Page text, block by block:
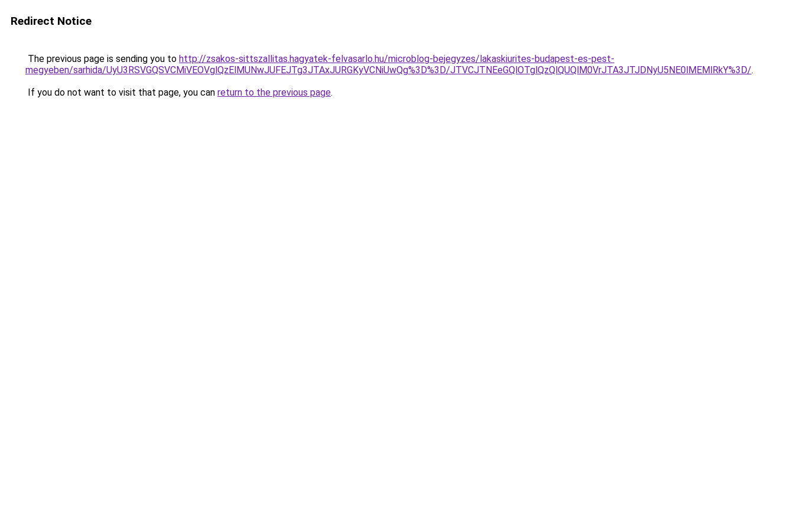
Redirect Notice
The previous page is sending you to http://zsakos-sittszallitas.hagyatek-felvasarlo.hu/microblog-bejegyzes/lakaskiurites-budapest-es-pest-
megyeben/sarhida/UyU3RSVGQSVCMiVEOVglQzElMUNwJUFEJTg3JTAxJURGKyVCNiUwQg%3D%3D/JTVCJTNEeGQlOTglQzQlQUQlM0VrJTA3JTJDNyU5NE0lMEMlRkY%3D/.
If you do not want to visit that page, you can return to the previous page.